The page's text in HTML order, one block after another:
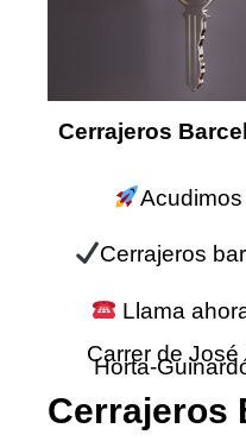
Cerrajeros
Cerrajeros
Llama
Carrer de
Horta-
Cerrajeros